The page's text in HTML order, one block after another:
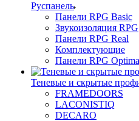
Руспанель
Панели RPG Basic
Звукоизоляция RPG
Панели RPG Real
Комплектующие
Панели RPG Optima
Теневые и скрытые
FRAMEDOORS
LACONISTIQ
DECARO